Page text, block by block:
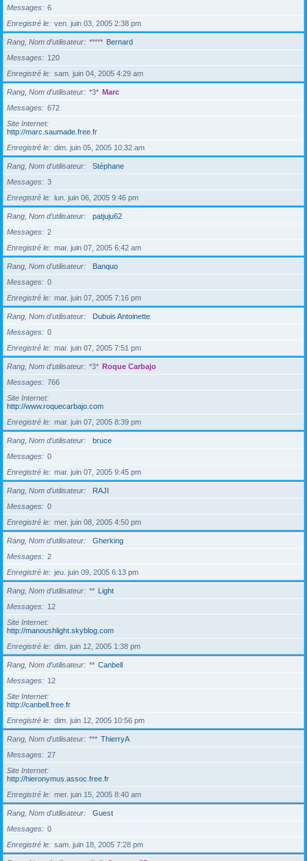
Messages
6
Enregistré le
ven. juin 03, 2005 2:38 pm
Rang, Nom d’utilisateur ***** Bernard
Messages
120
Enregistré le
sam. juin 04, 2005 4:29 am
Rang, Nom d’utilisateur *3* Marc
Messages
672
Site Internet
http://marc.saumade.free.fr
Enregistré le
dim. juin 05, 2005 10:32 am
Rang, Nom d’utilisateur
Stéphane
Messages
3
Enregistré le
lun. juin 06, 2005 9:46 pm
Rang, Nom d’utilisateur
patjuju62
Messages
2
Enregistré le
mar. juin 07, 2005 6:42 am
Rang, Nom d’utilisateur
Banquo
Messages
0
Enregistré le
mar. juin 07, 2005 7:16 pm
Rang, Nom d’utilisateur
Dubuis Antoinette
Messages
0
Enregistré le
mar. juin 07, 2005 7:51 pm
Rang, Nom d’utilisateur *3* Roque Carbajo
Messages
766
Site Internet
http://www.roquecarbajo.com
Enregistré le
mar. juin 07, 2005 8:39 pm
Rang, Nom d’utilisateur
bruce
Messages
0
Enregistré le
mar. juin 07, 2005 9:45 pm
Rang, Nom d’utilisateur
RAJI
Messages
0
Enregistré le
mer. juin 08, 2005 4:50 pm
Rang, Nom d’utilisateur
Gherking
Messages
2
Enregistré le
jeu. juin 09, 2005 6:13 pm
Rang, Nom d’utilisateur ** Light
Messages
12
Site Internet
http://manoushlight.skyblog.com
Enregistré le
dim. juin 12, 2005 1:38 pm
Rang, Nom d’utilisateur ** Canbell
Messages
12
Site Internet
http://canbell.free.fr
Enregistré le
dim. juin 12, 2005 10:56 pm
Rang, Nom d’utilisateur *** ThierryA
Messages
27
Site Internet
http://hieronymus.assoc.free.fr
Enregistré le
mer. juin 15, 2005 8:40 am
Rang, Nom d’utilisateur
Guest
Messages
0
Enregistré le
sam. juin 18, 2005 7:28 pm